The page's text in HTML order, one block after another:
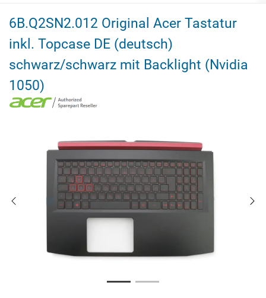
6B.Q2SN2.012 Original Acer Tastatur
inkl. Topcase DE (deutsch)
schwarz/schwarz mit Backlight (Nvidia
1050)